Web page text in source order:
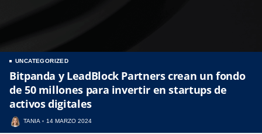
UNCATEGORIZED
Bitpanda y LeadBlock Partners crean un fondo
de 50 millones para invertir en startups de
activos digitales
TANIA 14 MARZO 2024